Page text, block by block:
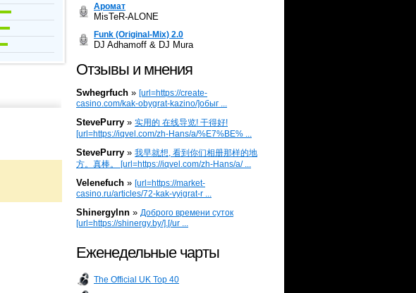
Аромат
MisTeR-ALONE
Funk (Original-Mix) 2.0
DJ Adhamoff & DJ Mura
Отзывы и мнения
Swhegrfuch » [url=https://create-
casino.com/kak-obygrat-kazino/]обыг ...
StevePurry » 实用的 在线导览! 干得好!
[url=https://iqvel.com/zh-Hans/a/%E7%BE% ...
StevePurry » 我早就想, 看到你们相册那样的地
方。真棒。 [url=https://iqvel.com/zh-Hans/a/ ...
Velenefuch » [url=https://market-
casino.ru/articles/72-kak-vyigrat-r ...
Shinergylnn » Доброго времени суток
[url=https://shinergy.by/].[/ur ...
Еженедельные чарты
The Official UK Top 40